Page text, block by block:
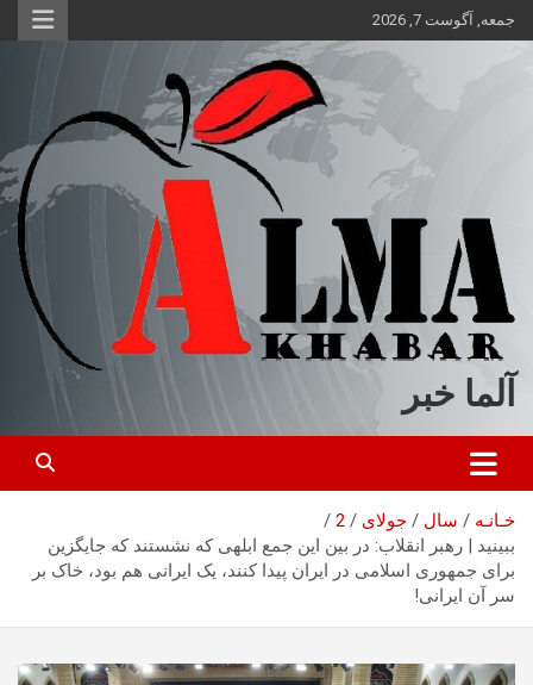
محتوا
جمعه, آگوست 7, 2026
آلما خبر
خـانـه سال جولای
2
ببینید | رهبر انقلاب: در بین این جمع ابلهی که نشستند که جایگزین
برای جمهوری اسلامی در ایران پیدا کنند، یک ایرانی هم بود، خاک بر
سر آن ایرانی!